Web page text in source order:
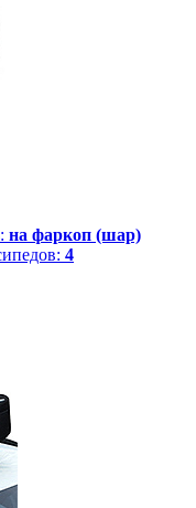
на фаркоп (шар)
4